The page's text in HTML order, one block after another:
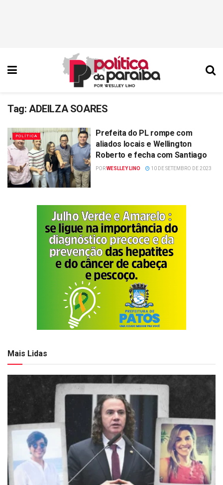
Tag: ADEILZA SOARES
POLÍTICA
Prefeita do PL rompe com
aliados locais e Wellington
Roberto e fecha com Santiago
PORWESLLEY LINO 10 DE SETEMBRO DE 2023
Mais Lidas